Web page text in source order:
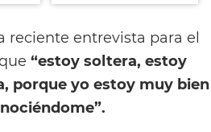
reciente entrevista para el
“estoy soltera, estoy
porque yo estoy muy bien